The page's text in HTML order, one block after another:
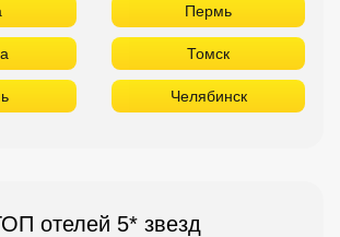
Пермь
Томск
Челябинск
отелей 5* звезд